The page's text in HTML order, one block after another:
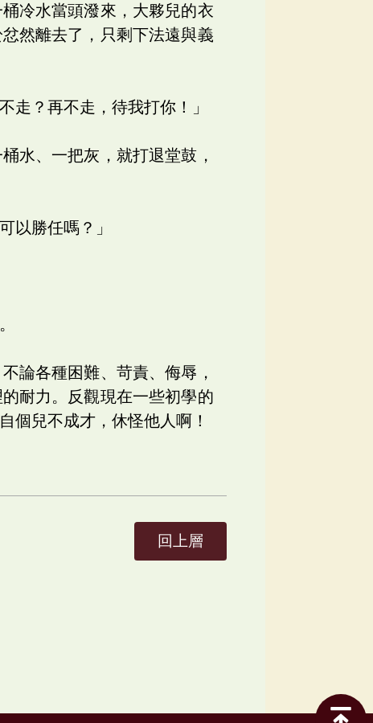
冷水當頭潑來，大夥兒的衣
然離去了，只剩下法遠與義
走？再不走，待我打你！」
水、一把灰，就打退堂鼓，
以勝任嗎？」
論各種困難、苛責、侮辱，
耐力。反觀現在一些初學的
個兒不成才，休怪他人啊！
回上層